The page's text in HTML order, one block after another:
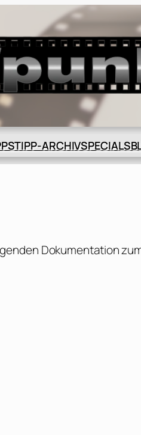
TIPP-ARCHIVSPECIALS
Dokumentation